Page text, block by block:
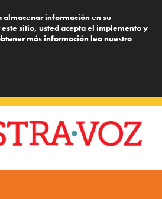
almacenar información en su
sitio, usted acepta el implemento y
más información lea nuestro